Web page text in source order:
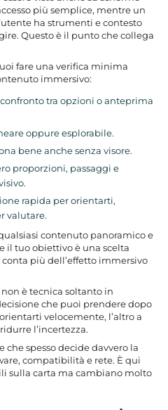
più semplice, mentre un
ha strumenti e contesto
Questo è il punto che collega
fare una verifica minima
immersivo:
tra opzioni o anteprima
oppure esplorabile.
bene anche senza visore.
proporzioni, passaggi e
rapida per orientarti,
valutare.
contenuto panoramico e
il tuo obiettivo è una scelta
più dell’effetto immersivo
è tecnica soltanto in
che puoi prendere dopo
velocemente, l’altro a
l’incertezza.
che spesso decide davvero la
compatibilità e rete. È qui
sulla carta ma cambiano molto